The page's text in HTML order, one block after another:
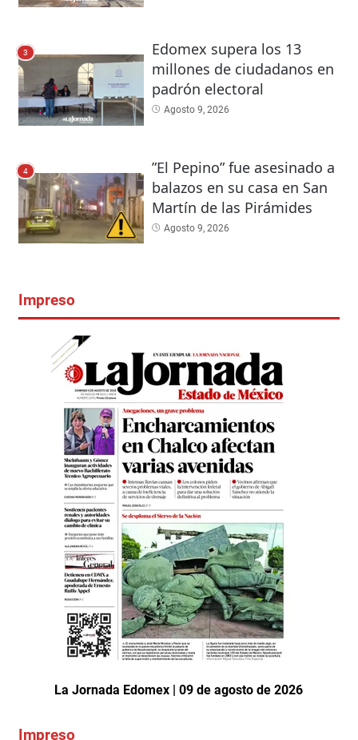
3
Edomex supera los 13
millones de ciudadanos en
padrón electoral
Agosto 9, 2026
4
”El Pepino” fue asesinado a
balazos en su casa en San
Martín de las Pirámides
Agosto 9, 2026
Impreso
La Jornada Edomex | 09 de agosto de 2026
Impreso